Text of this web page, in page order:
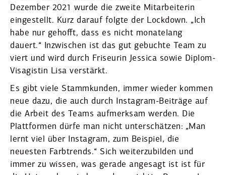
Dezember 2021 wurde die zweite Mitar­bei­terin
einge­stellt. Kurz darauf folgte der Lockdown. „Ich
habe nur gehofft, dass es nicht monatelang
dauert.“ Inzwi­schen ist das gut gebuchte Team zu
viert und wird durch Friseurin Jessica sowie Diplom-
Visagistin Lisa verstärkt.
Es gibt viele Stamm­kunden, immer wieder kommen
neue dazu, die auch durch Instagram-Beiträge auf
die Arbeit des Teams aufmerksam werden. Die
Platt­formen dürfe man nicht unter­schätzen: „Man
lernt viel über Instagram, zum Beispiel, die
neuesten Farbtrends.“ Sich weiter­zu­bilden und
immer zu wissen, was gerade angesagt ist ist für